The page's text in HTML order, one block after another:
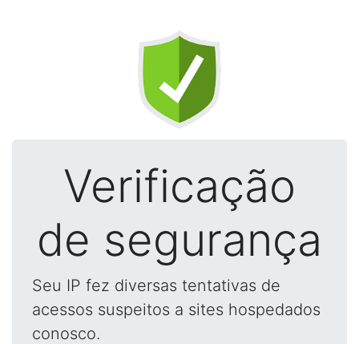
Verificação
de segurança
Seu IP fez diversas tentativas de
acessos suspeitos a sites hospedados
conosco.